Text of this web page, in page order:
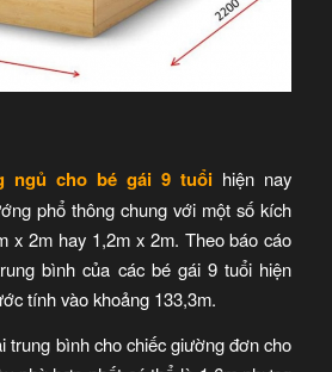
ngủ cho bé gái 9 tuổi hiện nay
phổ thông chung với một số kích
x 2m hay 1,2m x 2m. Theo báo cáo
bình của các bé gái 9 tuổi hiện
tính vào khoảng 133,3m.
trung bình cho chiếc giường đơn cho